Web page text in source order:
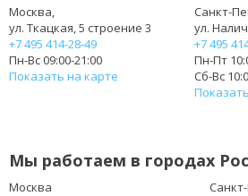
LTN101NT02-007
LTN101NT02-102
LTN101NT02-A01
LTN101NT02-A04
LTN101NT02-B01
LTN101NT02-W01
LTN101NT02-W05
Москва,
ул. Ткацкая, 5 строение 3
+7 495 414-28-49
Пн-Вс 09:00-21:00
Показать на карте
Санкт-
ул.
+7 495
Пн-Пт
Сб-Вс
Мы работаем в городах
Москва